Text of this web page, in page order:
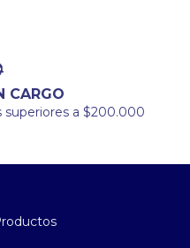
CARGO
superiores a $200.000